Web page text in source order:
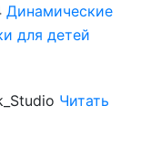
Динамические
для детей
Читать